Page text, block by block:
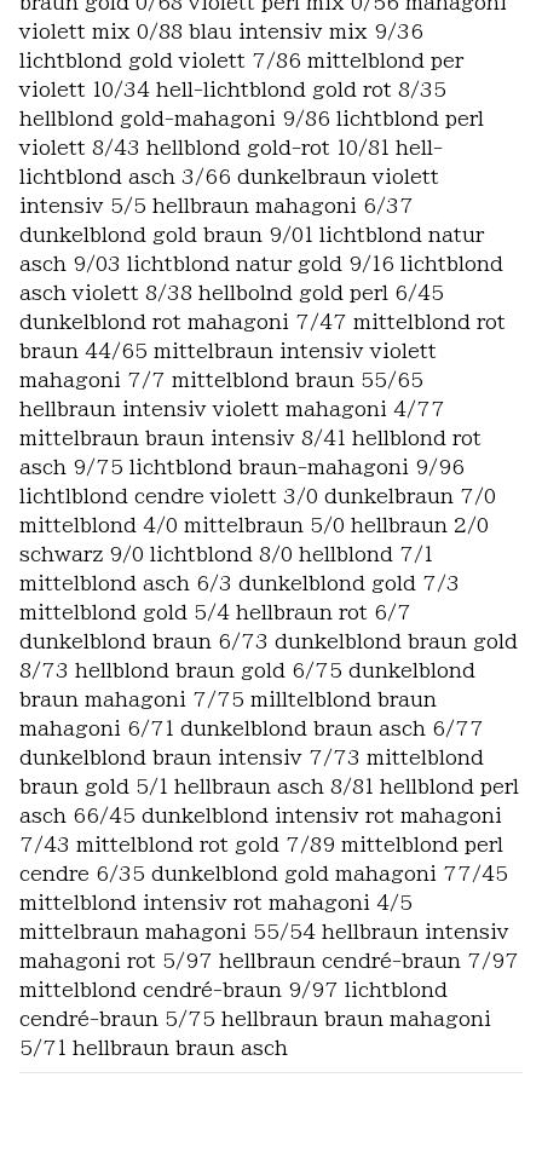
violett mix 0/88 blau intensiv mix 9/36
lichtblond gold violett 7/86 mittelblond per
violett 10/34 hell-lichtblond gold rot 8/35
hellblond gold-mahagoni 9/86 lichtblond perl
violett 8/43 hellblond gold-rot 10/81 hell-
lichtblond asch 3/66 dunkelbraun violett
intensiv 5/5 hellbraun mahagoni 6/37
dunkelblond gold braun 9/01 lichtblond natur
asch 9/03 lichtblond natur gold 9/16 lichtblond
asch violett 8/38 hellbolnd gold perl 6/45
dunkelblond rot mahagoni 7/47 mittelblond rot
braun 44/65 mittelbraun intensiv violett
mahagoni 7/7 mittelblond braun 55/65
hellbraun intensiv violett mahagoni 4/77
mittelbraun braun intensiv 8/41 hellblond rot
asch 9/75 lichtblond braun-mahagoni 9/96
lichtlblond cendre violett 3/0 dunkelbraun 7/0
mittelblond 4/0 mittelbraun 5/0 hellbraun 2/0
schwarz 9/0 lichtblond 8/0 hellblond 7/1
mittelblond asch 6/3 dunkelblond gold 7/3
mittelblond gold 5/4 hellbraun rot 6/7
dunkelblond braun 6/73 dunkelblond braun gold
8/73 hellblond braun gold 6/75 dunkelblond
braun mahagoni 7/75 milltelblond braun
mahagoni 6/71 dunkelblond braun asch 6/77
dunkelblond braun intensiv 7/73 mittelblond
braun gold 5/1 hellbraun asch 8/81 hellblond perl
asch 66/45 dunkelblond intensiv rot mahagoni
7/43 mittelblond rot gold 7/89 mittelblond perl
cendre 6/35 dunkelblond gold mahagoni 77/45
mittelblond intensiv rot mahagoni 4/5
mittelbraun mahagoni 55/54 hellbraun intensiv
mahagoni rot 5/97 hellbraun cendré-braun 7/97
mittelblond cendré-braun 9/97 lichtblond
cendré-braun 5/75 hellbraun braun mahagoni
5/71 hellbraun braun asch